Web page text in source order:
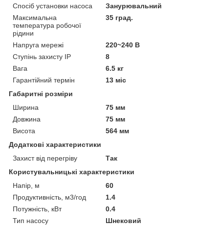
Спосіб установки насоса
Занурювальний
Максимальна
температура робочої
рідини
35 град.
Напруга мережі
220~240 В
Ступінь захисту IP
8
Вага
6.5 кг
Гарантійний термін
13 міс
Габаритні розміри
Ширина
75 мм
Довжина
75 мм
Висота
564 мм
Додаткові характеристики
Захист від перегріву
Так
Користувальницькі характеристики
Напір, м
60
Продуктивність, м3/год
1.4
Потужність, кВт
0.4
Тип насосу
Шнековий